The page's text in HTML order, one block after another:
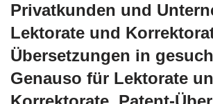
Privatkunden und
Lektorate und
Übersetzungen in
Genauso für Lektorate